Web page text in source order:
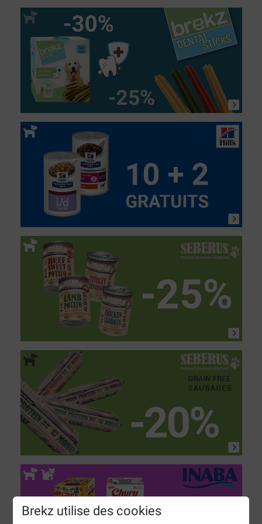
Brekz utilise des cookies